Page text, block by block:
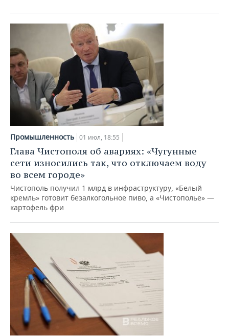
Промышленность 01 июл, 18:55
Глава Чистополя об авариях: «Чугунные
сети износились так, что отключаем воду
во всем городе»
Чистополь получил 1 млрд в инфраструктуру, «Белый
кремль» готовит безалкогольное пиво, а «Чистополье» —
картофель фри